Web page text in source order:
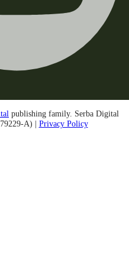
publishing family. Serba Digital
A) | Privacy Policy